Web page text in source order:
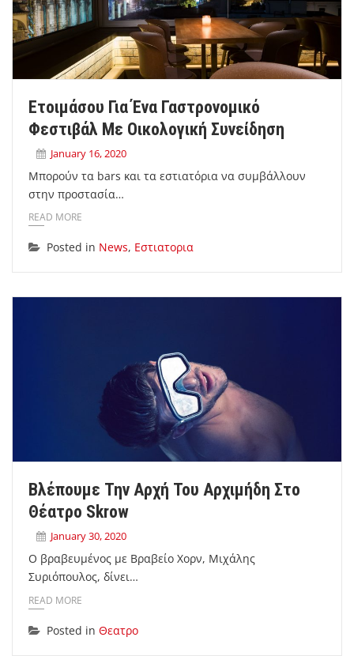
Ετοιμάσου Για Ένα Γαστρονομικό
Φεστιβάλ Με Οικολογική Συνείδηση
January 16, 2020
Μπορούν τα bars και τα εστιατόρια να συμβάλλουν
στην προστασία…
READ MORE
Posted in News, Εστιατορια
Βλέπουμε Την Αρχή Του Αρχιμήδη Στο
Θέατρο Skrow
January 30, 2020
Ο βραβευμένος με Βραβείο Χορν, Μιχάλης
Συριόπουλος, δίνει…
READ MORE
Posted in Θεατρο